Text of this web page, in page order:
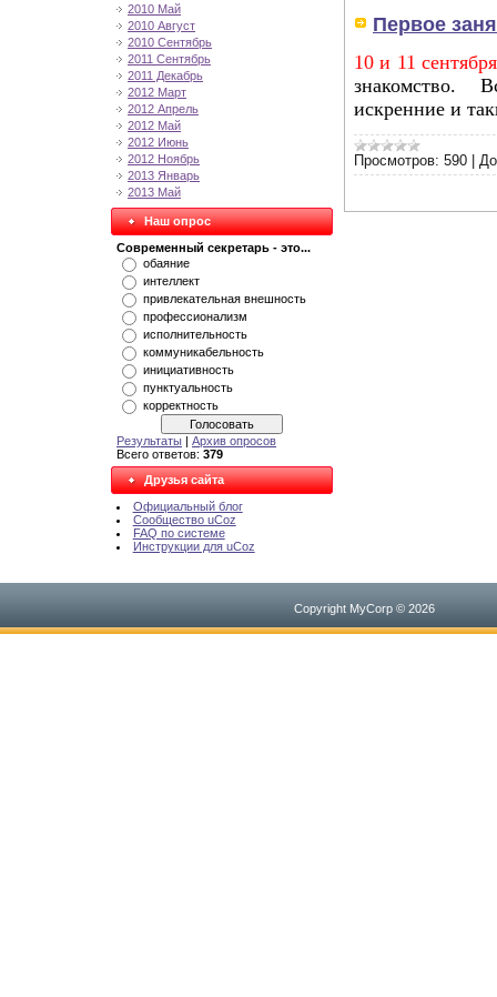
2010 Май
2010 Август
2010 Сентябрь
2011 Сентябрь
2011 Декабрь
2012 Март
2012 Апрель
2012 Май
2012 Июнь
2012 Ноябрь
2013 Январь
2013 Май
Наш опрос
Современный секретарь - это...
обаяние
интеллект
привлекательная внешность
профессионализм
исполнительность
коммуникабельность
инициативность
пунктуальность
корректность
Результаты | Архив опросов
Всего ответов: 379
Друзья сайта
Официальный блог
Сообщество uCoz
FAQ по системе
Инструкции для uCoz
Первое
10 и 11
знакомство.
искренние и
Просмотров: 590
Copyright MyCorp © 2026